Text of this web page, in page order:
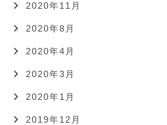
2020年11月
2020年8月
2020年4月
2020年3月
2020年1月
2019年12月